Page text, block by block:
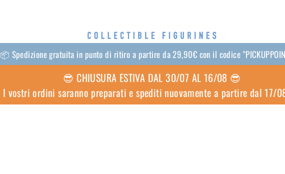
📦 Spedizione gratuita in punto di ritiro a partire da 29,90€ con il codice
😎 CHIUSURA ESTIVA DAL 30/07 AL 16/08 😎
I vostri ordini saranno preparati e spediti nuovamente a partire dal 17/